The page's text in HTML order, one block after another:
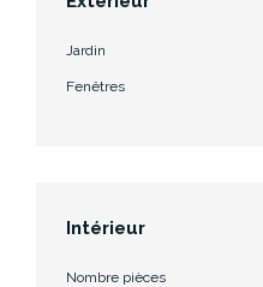
Jardin
Fenêtres
Intérieur
Nombre pièces